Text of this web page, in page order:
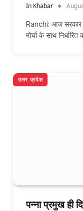
In Khabar
Ranchi: आज सरकार
मोर्चा के साथ
उत्तर प्रदेश
पन्ना प्रमुख ही